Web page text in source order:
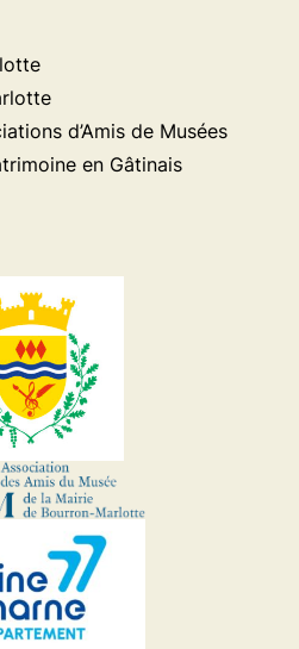
d’Amis de Musées
en Gâtinais